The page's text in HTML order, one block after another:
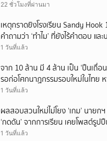
22 ชั่วโมงที่ผ่านมา
เหตุกราดยิงโรงเรียน Sandy
คำถามว่า ‘ทำไม’ ที่ยังไร้คำตอบ แล
ทวงความรับผิดชอบไม่จบ
1 วันที่แล้ว
จาก 10 ล้าน มี 4 ล้าน เป็น ‘ปืนเถื่อน
รอก่อโศกนาฏกรรมรอบใหม่ในไทย
เรียนของรัฐเป็นเพียง ‘ลมปาก’
1 วันที่แล้ว
ผลสอบสวนใหม่ไม่โยง ‘เกม’ นายก
‘กดดัน’ จากการเรียน เคยโพสต์รูป
1 วันที่แล้ว